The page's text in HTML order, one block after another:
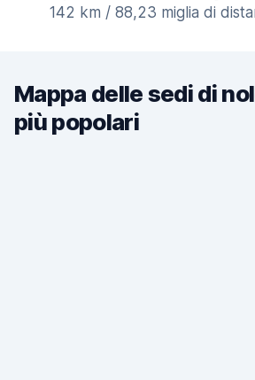
142 km / 88,23 miglia di
Mappa delle sedi di
più popolari